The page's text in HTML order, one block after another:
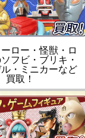
ロー・怪獣・ロ
フビ・ブリキ・
・ミニカーなど
買取！